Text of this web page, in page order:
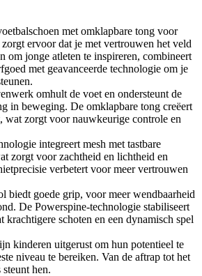
met omklapbare tong voor
ervoor dat je met vertrouwen het veld
om jonge atleten te inspireren, combineert
met geavanceerde technologie om je
omhult de voet en ondersteunt de
in beweging. De omklapbare tong creëert
wat zorgt voor nauwkeurige controle en
integreert mesh met tastbare
zorgt voor zachtheid en lichtheid en
verbetert voor meer vertrouwen
biedt goede grip, voor meer wendbaarheid
De Powerspine-technologie stabiliseert
krachtigere schoten en een dynamisch spel
kinderen uitgerust om hun potentieel te
niveau te bereiken. Van de aftrap tot het
hen.